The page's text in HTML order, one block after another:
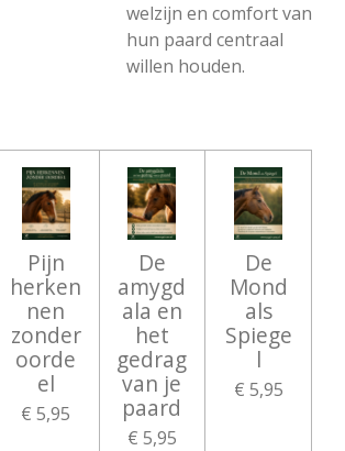
welzijn en comfort van
hun paard centraal
willen houden.
Pijn
herken
nen
zonder
oorde
el
€ 5,95
De
amygd
ala en
het
gedrag
van je
paard
€ 5,95
De
Mond
als
Spiege
l
€ 5,95